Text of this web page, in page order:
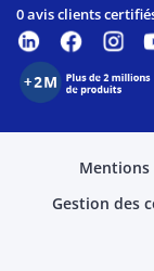
0 avis clients
Mentions
Gestion des